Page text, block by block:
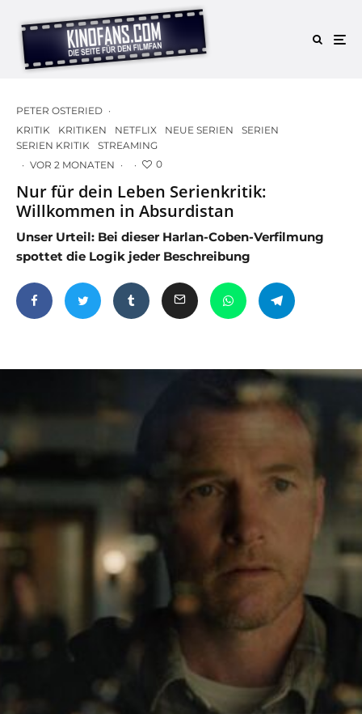
PETER OSTERIED ·
KRITIK
KRITIKEN NETFLIX NEUE SERIEN
SERIEN
SERIEN KRITIK
STREAMING
· VOR 2 MONATEN · · 0
Nur für dein Leben Serienkritik:
Willkommen in Absurdistan
Unser Urteil: Bei dieser Harlan-Coben-Verfilmung
spottet die Logik jeder Beschreibung